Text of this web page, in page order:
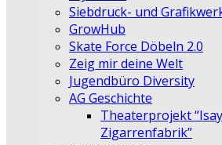
Siebdruck- und
GrowHub
Skate Force Döbeln 2.0
Zeig mir deine Welt
Jugendbüro Diversity
AG Geschichte
Theaterprojekt
Zigarrenfabrik”